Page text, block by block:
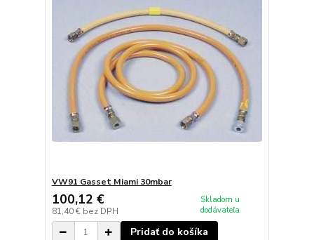
VW91 Gasset Miami 30mbar
100,12 €
81,40 € bez DPH
Skladom u
dodávateľa
Pridať do košíka